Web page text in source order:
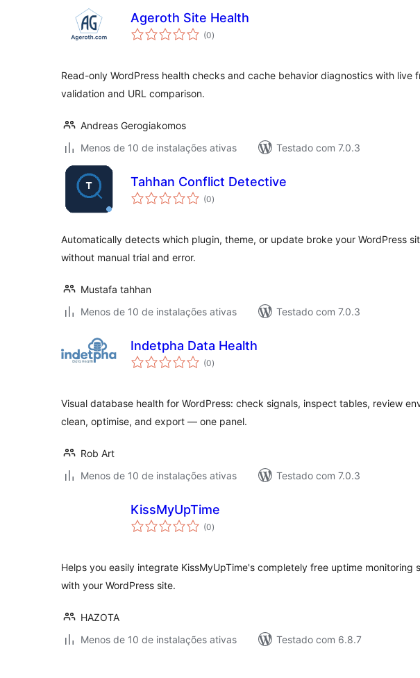
Ageroth Site Health
(0total
de
)
Read-only WordPress health checks and cache behavior diagnostics with live
validation and URL comparison.
Andreas Gerogiakomos
Menos de 10 de instalações ativas
Testado com 7.0.3
Tahhan Conflict Detective
(0total
de
)
Automatically detects which plugin, theme, or update broke your WordPress
without manual trial and error.
Mustafa tahhan
Menos de 10 de instalações ativas
Testado com 7.0.3
Indetpha Data Health
(0total
de
)
Visual database health for WordPress: check signals, inspect tables, review
clean, optimise, and export — one panel.
Rob Art
Menos de 10 de instalações ativas
Testado com 7.0.3
KissMyUpTime
(0total
de
)
Helps you easily integrate KissMyUpTime's completely free uptime monitoring
with your WordPress site.
HAZOTA
Menos de 10 de instalações ativas
Testado com 6.8.7